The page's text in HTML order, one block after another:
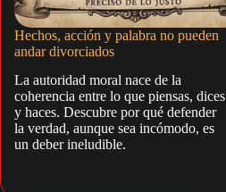
Hechos, acción y palabra no pueden
andar divorciados
La autoridad moral nace de la
coherencia entre lo que piensas, dices
y haces. Descubre por qué defender
la verdad, aunque sea incómodo, es
un deber ineludible.